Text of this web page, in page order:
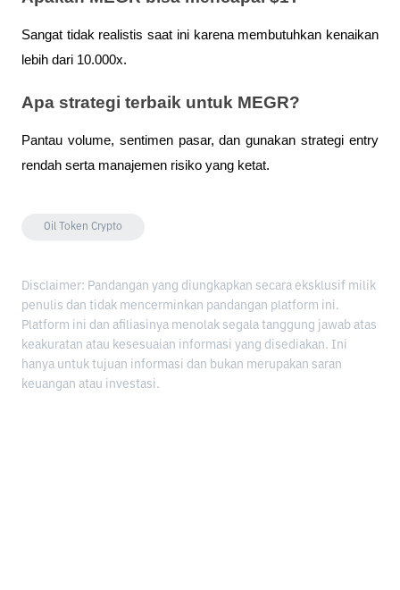
Sangat tidak realistis saat ini karena membutuhkan kenaikan
lebih dari 10.000x.
Apa strategi terbaik untuk MEGR?
Pantau volume, sentimen pasar, dan gunakan strategi entry
rendah serta manajemen risiko yang ketat.
Oil Token Crypto
Disclaimer: Pandangan yang diungkapkan secara eksklusif milik
penulis dan tidak mencerminkan pandangan platform ini.
Platform ini dan afiliasinya menolak segala tanggung jawab atas
keakuratan atau kesesuaian informasi yang disediakan. Ini
hanya untuk tujuan informasi dan bukan merupakan saran
keuangan atau investasi.